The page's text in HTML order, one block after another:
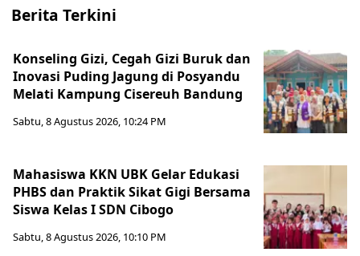
Berita Terkini
Konseling Gizi, Cegah Gizi Buruk dan
Inovasi Puding Jagung di Posyandu
Melati Kampung Cisereuh Bandung
Sabtu, 8 Agustus 2026, 10:24 PM
Mahasiswa KKN UBK Gelar Edukasi
PHBS dan Praktik Sikat Gigi Bersama
Siswa Kelas I SDN Cibogo
Sabtu, 8 Agustus 2026, 10:10 PM